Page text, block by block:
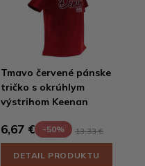
Tmavo červené pánske
tričko s okrúhlym
výstrihom Keenan
6,67 € -50% 13,33 €
DETAIL PRODUKTU